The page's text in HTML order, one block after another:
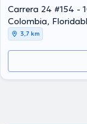
innumerables
continua en su
ediciones. Español
Carrera 24 #154 -
Colombia,
3,7 km